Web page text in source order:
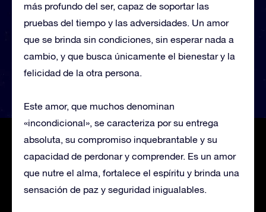
más profundo del ser, capaz de soportar las
pruebas del tiempo y las adversidades. Un amor
que se brinda sin condiciones, sin esperar nada a
cambio, y que busca únicamente el bienestar y la
felicidad de la otra persona.
Este amor, que muchos denominan
«incondicional», se caracteriza por su entrega
absoluta, su compromiso inquebrantable y su
capacidad de perdonar y comprender. Es un amor
que nutre el alma, fortalece el espíritu y brinda una
sensación de paz y seguridad inigualables.